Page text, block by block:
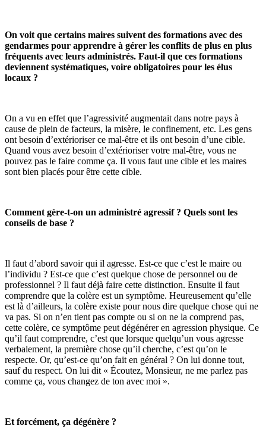
On voit que certains maires suivent des formations avec des
gendarmes pour apprendre à gérer les conflits de plus en plus
fréquents avec leurs administrés. Faut-il que ces formations
deviennent systématiques, voire obligatoires pour les élus
locaux ?
On a vu en effet que l’agressivité augmentait dans notre pays à
cause de plein de facteurs, la misère, le confinement, etc. Les gens
ont besoin d’extérioriser ce mal-être et ils ont besoin d’une cible.
Quand vous avez besoin d’extérioriser votre mal-être, vous ne
pouvez pas le faire comme ça. Il vous faut une cible et les maires
sont bien placés pour être cette cible.
Comment gère-t-on un administré agressif ? Quels sont les
conseils de base ?
Il faut d’abord savoir qui il agresse. Est-ce que c’est le maire ou
l’individu ? Est-ce que c’est quelque chose de personnel ou de
professionnel ? Il faut déjà faire cette distinction. Ensuite il faut
comprendre que la colère est un symptôme. Heureusement qu’elle
est là d’ailleurs, la colère existe pour nous dire quelque chose qui ne
va pas. Si on n’en tient pas compte ou si on ne la comprend pas,
cette colère, ce symptôme peut dégénérer en agression physique. Ce
qu’il faut comprendre, c’est que lorsque quelqu’un vous agresse
verbalement, la première chose qu’il cherche, c’est qu’on le
respecte. Or, qu’est-ce qu’on fait en général ? On lui donne tout,
sauf du respect. On lui dit « Écoutez, Monsieur, ne me parlez pas
comme ça, vous changez de ton avec moi ».
Et forcément, ça dégénère ?